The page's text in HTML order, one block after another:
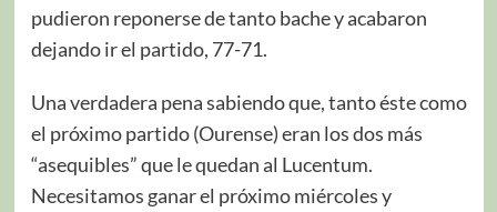
pudieron reponerse de tanto bache y acabaron
dejando ir el partido, 77-71.
Una verdadera pena sabiendo que, tanto éste como
el próximo partido (Ourense) eran los dos más
“asequibles” que le quedan al Lucentum.
Necesitamos ganar el próximo miércoles y